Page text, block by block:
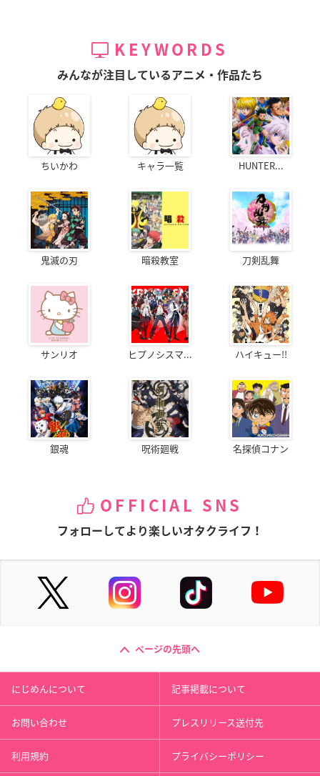
KEYWORDS
みんなが注目しているアニメ・作品たち
ちいかわ キャラ一覧 HUNTER...
鬼滅の刃 暗殺教室 刀剣乱舞
サンリオ ヒプノシスマ... ハイキュー!!
銀魂 呪術廻戦 名探偵コナン
OFFICIAL SNS
フォローしてより楽しいオタクライフ！
ページの先頭へ
にじめんについて 記事掲載について
お問い合わせ プレスリリース送付先
利用規約 プライバシーポリシー